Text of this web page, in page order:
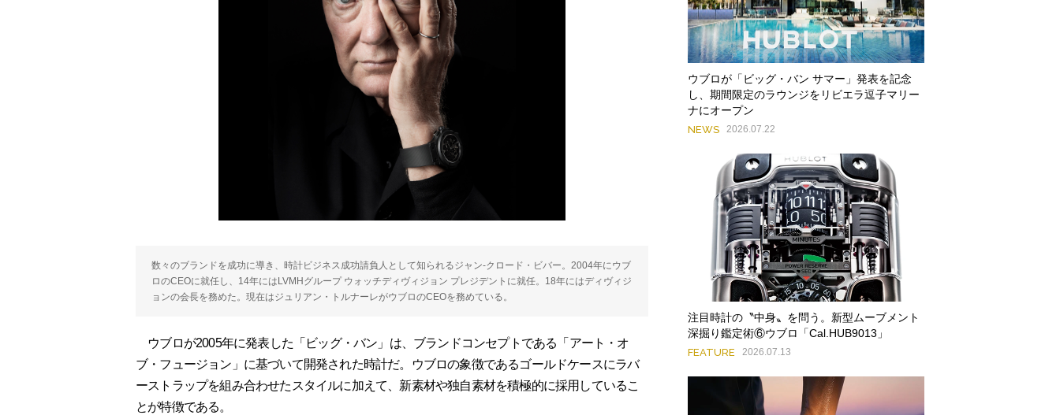
数々のブランドを成功に導き、時計ビジネス成功請負人として知られるジャン-クロード・ビバー。2004年にウブ
ロのCEOに就任し、14年にはLVMHグループ ウォッチディヴィジョン プレジデントに就任。18年にはディヴィジ
ョンの会長を務めた。現在はジュリアン・トルナーレがウブロのCEOを務めている。
ウブロが2005年に発表した「ビッグ・バン」は、ブランドコンセプトである「アート・オ
ブ・フュージョン」に基づいて開発された時計だ。ウブロの象徴であるゴールドケースにラバ
ーストラップを組み合わせたスタイルに加えて、新素材や独自素材を積極的に採用しているこ
とが特徴である。
ウブロが「ビッグ・バン サマー」発表を記念
し、期間限定のラウンジをリビエラ逗子マリー
ナにオープン
NEWS 2026.07.22
注目時計の〝中身〟を問う。新型ムーブメント
深掘り鑑定術⑥ウブロ「Cal.HUB9013」
FEATURE 2026.07.13